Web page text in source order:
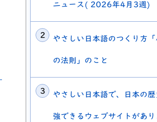
ニュース( 2026年4月3週)
やさしい日本語のつくり方「
の法則」のこと
やさしい日本語で、日本の
強できるウェブサイトがあり